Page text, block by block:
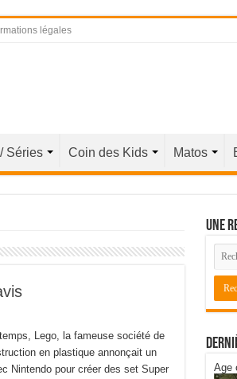
légales
Séries Coin des Kids Matos
Lego, la fameuse société de
en plastique annonçait un
Nintendo pour créer des set Super
Une
Age